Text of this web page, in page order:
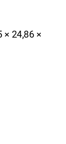
× 24,86 ×